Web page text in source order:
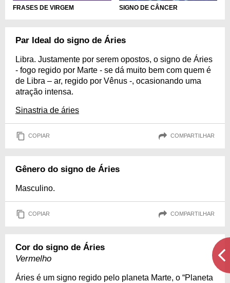
FRASES DE VIRGEM SIGNO DE CÂNCER
Par Ideal do signo de Áries
Libra. Justamente por serem opostos, o signo de Áries
- fogo regido por Marte - se dá muito bem com quem é
de Libra – ar, regido por Vênus -, ocasionando uma
atração intensa.
Sinastria de áries
COPIAR COMPARTILHAR
Gênero do signo de Áries
Masculino.
COPIAR COMPARTILHAR
Cor do signo de Áries
Vermelho
Áries é um signo regido pelo planeta Marte, o “Planeta